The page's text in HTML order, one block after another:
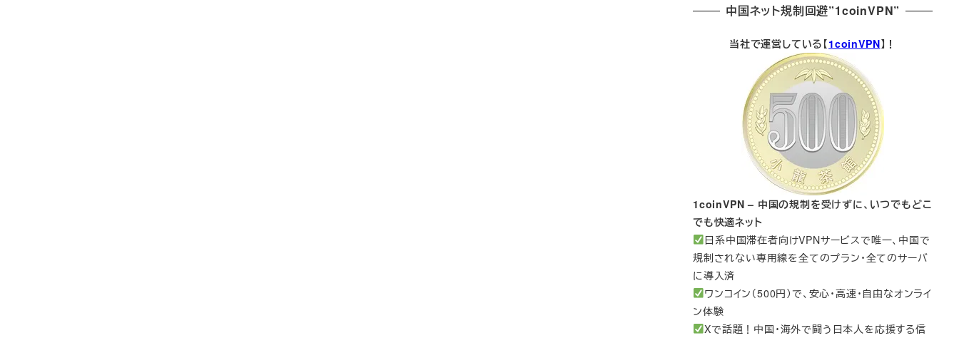
中国ネット規制回避”1coinVPN”
当社で運営している【1coinVPN】！
1coinVPN – 中国の規制を受けずに、いつでもどこ
でも快適ネット
日系中国滞在者向けVPNサービスで唯一、中国で
規制されない専用線を全てのプラン・全てのサーバ
に導入済
ワンコイン（500円）で、安心・高速・自由なオンライ
ン体験
Xで話題！中国・海外で闘う日本人を応援する信